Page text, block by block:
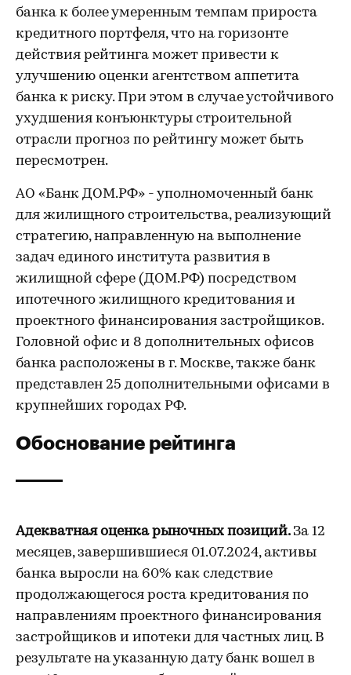
банка к более умеренным темпам прироста
кредитного портфеля, что на горизонте
действия рейтинга может привести к
улучшению оценки агентством аппетита
банка к риску. При этом в случае устойчивого
ухудшения конъюнктуры строительной
отрасли прогноз по рейтингу может быть
пересмотрен.
АО «Банк ДОМ.РФ» - уполномоченный банк
для жилищного строительства, реализующий
стратегию, направленную на выполнение
задач единого института развития в
жилищной сфере (ДОМ.РФ) посредством
ипотечного жилищного кредитования и
проектного финансирования застройщиков.
Головной офис и 8 дополнительных офисов
банка расположены в г. Москве, также банк
представлен 25 дополнительными офисами в
крупнейших городах РФ.
Обоснование рейтинга
Адекватная оценка рыночных позиций. За 12
месяцев, завершившиеся 01.07.2024, активы
банка выросли на 60% как следствие
продолжающегося роста кредитования по
направлениям проектного финансирования
застройщиков и ипотеки для частных лиц. В
результате на указанную дату банк вошел в